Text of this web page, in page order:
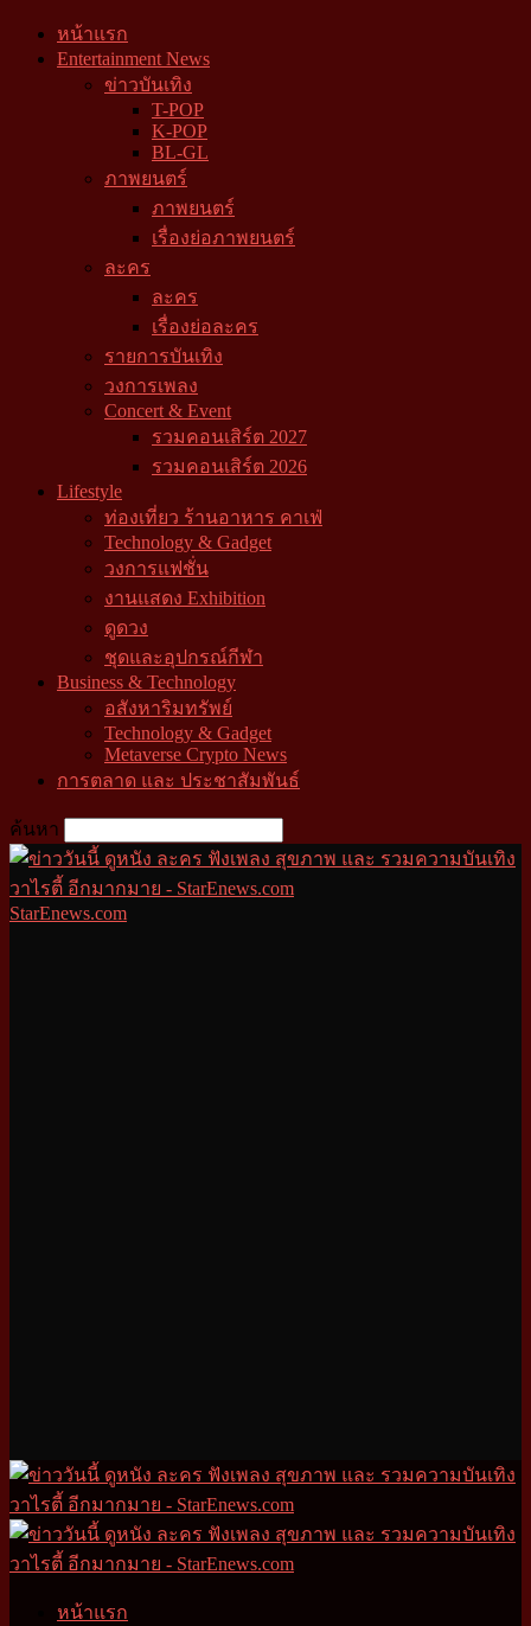
หน้าแรก
Entertainment News
ข่าวบันเทิง
T-POP
K-POP
BL-GL
ภาพยนตร์
ภาพยนตร์
เรื่องย่อภาพยนตร์
ละคร
ละคร
เรื่องย่อละคร
รายการบันเทิง
วงการเพลง
Concert & Event
รวมคอนเสิร์ต 2027
รวมคอนเสิร์ต 2026
Lifestyle
ท่องเที่ยว ร้านอาหาร คาเฟ่
Technology & Gadget
วงการแฟชั่น
งานแสดง Exhibition
ดูดวง
ชุดและอุปกรณ์กีฬา
Business & Technology
อสังหาริมทรัพย์
Technology & Gadget
Metaverse Crypto News
การตลาด และ ประชาสัมพันธ์
ค้นหา
StarEnews.com
หน้าแรก